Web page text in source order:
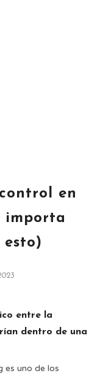
en
importa
esto)
entre la
dentro de una
es uno de los